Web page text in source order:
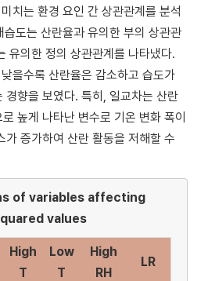
치는 환경 요인 간 상관관계를 분석
도는 산란율과 유의한 부의 상관관
유의한 정의 상관관계를 나타냈다.
을수록 산란율은 감소하고 습도가
경향을 보였다. 특히, 일교차는 산란
높게 나타난 변수로 기온 변화 폭이
가 증가하여 산란 활동을 저해할 수
of variables affecting
values
High
T
Low
T
High
RH
LR